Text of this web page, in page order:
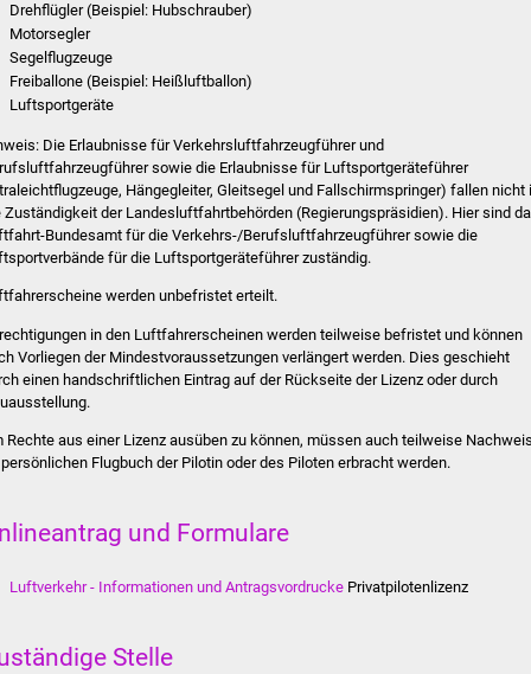
Drehflügler(Beispiel: Hubschrauber)
Motorsegler
Segelflugzeuge
Freiballone (Beispiel: Heißluftballon)
Luftsportgeräte
Die Erlaubnisse für Verkehrsluftfahrzeugführer und
sowie die Erlaubnisse für Luftsportgeräteführer
Hängegleiter, Gleitsegel und Fallschirmspringer) fallen nicht
Zuständigkeit der Landesluftfahrtbehörden (Regierungspräsidien). Hier sind
Bundesamt für die Verkehrs-/Berufsluftfahrzeugführer sowie die
für die Luftsportgeräteführer zuständig.
werden unbefristet erteilt.
in den Luftfahrerscheinen werden teilweise befristet und können
Vorliegen der Mindestvoraussetzungen verlängert werden. Dies geschieht
einen handschriftlichen Eintrag auf der Rückseite der Lizenz oder durch
Rechte aus einer Lizenz ausüben zu können, müssen auch teilweise
Flugbuch der Pilotin oder des Piloten erbracht werden.
und Formulare
Luftverkehr - Informationen und Antragsvordrucke Privatpilotenlizenz
Stelle